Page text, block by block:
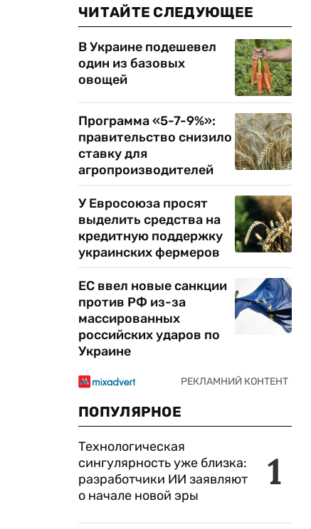
ЧИТАЙТЕ СЛЕДУЮЩЕЕ
В Украине подешевел
один из базовых
овощей
Программа «5-7-9%»:
правительство снизило
ставку для
агропроизводителей
У Евросоюза просят
выделить средства на
кредитную поддержку
украинских фермеров
ЕС ввел новые санкции
против РФ из-за
массированных
российских ударов по
Украине
ПОПУЛЯРНОЕ
1
Технологическая
сингулярность уже близка:
разработчики ИИ заявляют
о начале новой эры